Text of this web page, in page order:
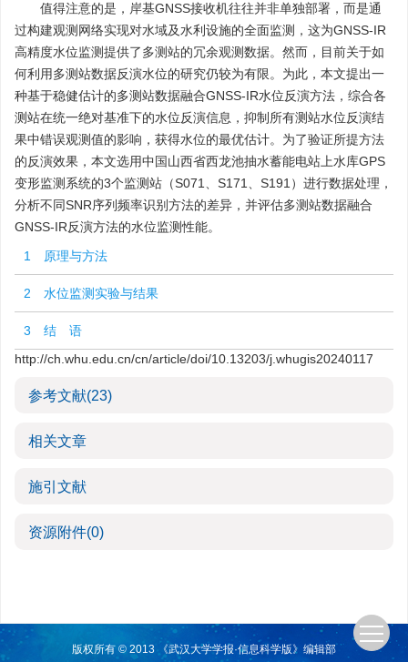
值得注意的是，岸基GNSS接收机往往并非单独部署，而是通
过构建观测网络实现对水域及水利设施的全面监测，这为GNSS-IR
高精度水位监测提供了多测站的冗余观测数据。然而，目前关于如
何利用多测站数据反演水位的研究仍较为有限。为此，本文提出一
种基于稳健估计的多测站数据融合GNSS-IR水位反演方法，综合各
测站在统一绝对基准下的水位反演信息，抑制所有测站水位反演结
果中错误观测值的影响，获得水位的最优估计。为了验证所提方法
的反演效果，本文选用中国山西省西龙池抽水蓄能电站上水库GPS
变形监测系统的3个监测站（S071、S171、S191）进行数据处理，
分析不同SNR序列频率识别方法的差异，并评估多测站数据融合
GNSS-IR反演方法的水位监测性能。
1 原理与方法
2 水位监测实验与结果
3 结 语
http://ch.whu.edu.cn/cn/article/doi/10.13203/j.whugis20240117
参考文献(23)
相关文章
施引文献
资源附件(0)
版权所有 © 2013 《武汉大学学报·信息科学版》编辑部